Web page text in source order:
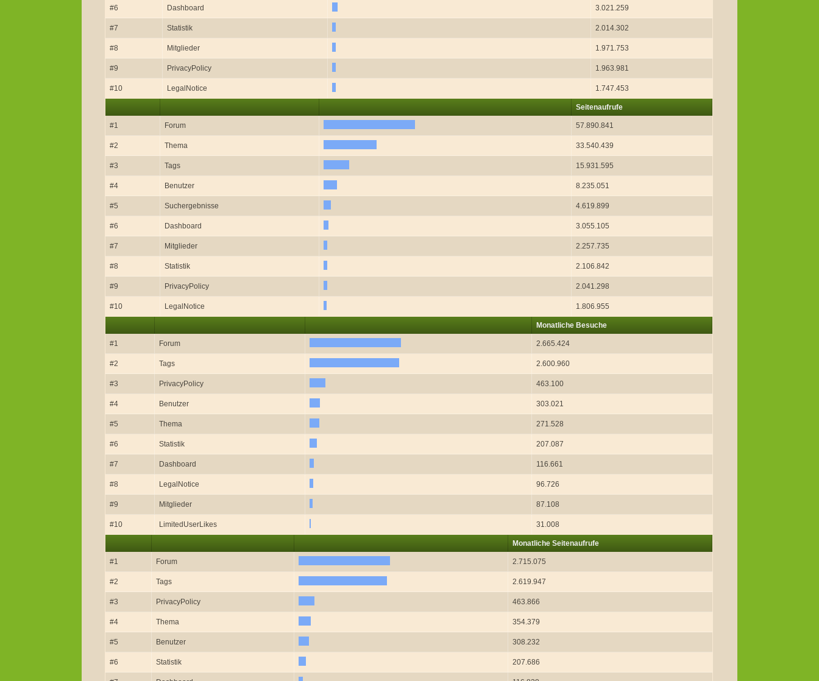
#6 Dashboard 3.021.259
#7 Statistik 2.014.302
#8 Mitglieder 1.971.753
#9 PrivacyPolicy 1.963.981
#10 LegalNotice 1.747.453
Seitenaufrufe
#1 Forum 57.890.841
#2 Thema 33.540.439
#3 Tags 15.931.595
#4 Benutzer 8.235.051
#5 Suchergebnisse 4.619.899
#6 Dashboard 3.055.105
#7 Mitglieder 2.257.735
#8 Statistik 2.106.842
#9 PrivacyPolicy 2.041.298
#10 LegalNotice 1.806.955
Monatliche Besuche
#1 Forum 2.665.424
#2 Tags 2.600.960
#3 PrivacyPolicy 463.100
#4 Benutzer 303.021
#5 Thema 271.528
#6 Statistik 207.087
#7 Dashboard 116.661
#8 LegalNotice 96.726
#9 Mitglieder 87.108
#10 LimitedUserLikes 31.008
Monatliche Seitenaufrufe
#1 Forum 2.715.075
#2 Tags 2.619.947
#3 PrivacyPolicy 463.866
#4 Thema 354.379
#5 Benutzer 308.232
#6 Statistik 207.686